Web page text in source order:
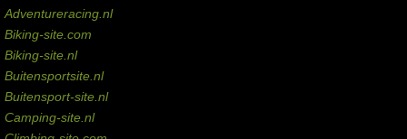
Adventureracing.nl
Biking-site.com
Biking-site.nl
Buitensportsite.nl
Buitensport-site.nl
Camping-site.nl